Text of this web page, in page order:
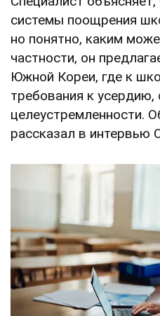
системы поощрения
но понятно, каким
частности, он
Южной Кореи, где к
требования к усердию,
целеустремленности.
рассказал в интервью